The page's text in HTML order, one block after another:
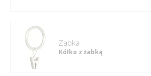
Żabka
Kółko z żabką